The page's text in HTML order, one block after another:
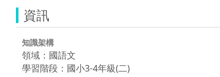
資訊
知識架構
領域：國語文
學習階段：國小3-4年級(二)